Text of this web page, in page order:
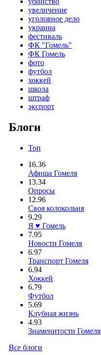
увеличение
уголовное дело
украина
фестиваль
ФК "Гомель"
ФК Гомель
фото
футбол
хоккей
школа
штраф
экспорт
Блоги
Топ
16.36
Афиша Гомеля
13.34
Опросы
12.96
Своя колокольня
9.29
Я ♥ Гомель
7.95
Новости Гомеля
6.97
Транспорт Гомеля
6.94
Хоккей
6.79
Футбол
5.69
Клубная жизнь
4.93
Знаменитости Гомеля
Все блоги